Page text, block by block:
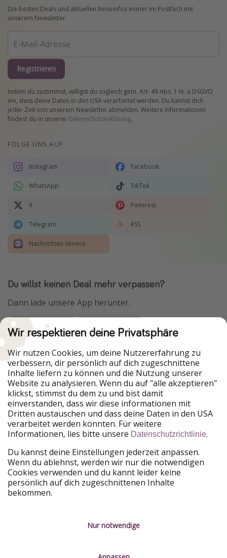
Die besten Deals und aktuellen Reiseinfos immer im Postfach mit
unserem Newsletter
Registrieren
Indem du zustimmst, willigst du zugleich gem. Art. 49 Abs. 1 lit. a DSGVO
ein, dass deine Daten in den USA verarbeitet werden. Du kannst dich
jeder Zeit von unserem Newsletter abmelden. Weitere Informationen
findest du in unserer Datenschutzerklärung.
FOLGE UNS AUF
Instagram Facebook
WhatsApp TikTok
X Pinterest
Telegram RSS
Nachrichten-Service
Du willst keinen Deal mehr verpassen?
Dann lade unsere App herunter.
Urlaubspiraten ist Teil der HolidayPirates Group
Unsere Märkte
PiratinViaggio
HolidayPirates
VakantiePiraten
WakacyjniPiraci
VoyagesPirates
Ferienpiraten
Urlaubspiraten
ViajerosPiratas
TravelPirates
HolidayPirates Group
Lerne uns kennen
Über uns
Rechtliches
Wir respektieren deine Privatsphäre
Wir nutzen Cookies, um deine Nutzererfahrung zu
verbessern, dir persönlich auf dich zugeschnittene
Inhalte liefern zu können und die Nutzung unserer
Website zu analysieren. Wenn du auf "alle akzeptieren"
klickst, stimmst du dem zu und bist damit
einverstanden, dass wir diese informationen mit
Dritten austauschen und dass deine Daten in den USA
verarbeitet werden könnten. Für weitere
Informationen, lies bitte unsere Datenschutzrichtlinie.
Du kannst deine Einstellungen jederzeit anpassen.
Wenn du ablehnst, werden wir nur die notwendigen
Cookies verwenden und du kannt leider keine
persönlich auf dich zugeschnittenen Inhalte
bekommen.
Nur notwendige